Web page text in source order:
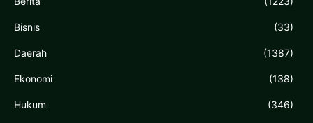
Bisnis (33)
Daerah (1387)
Ekonomi (138)
Hukum (346)